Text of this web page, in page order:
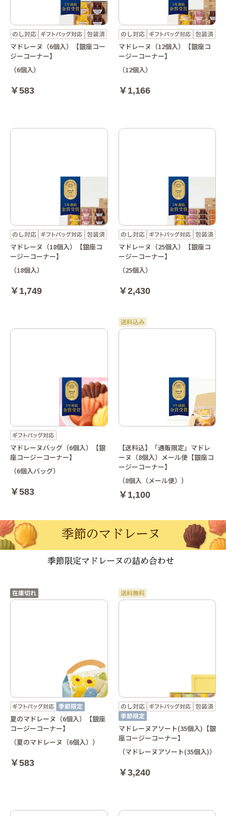
マドレーヌ（6個入）【銀座コー
ジーコーナー】
（6個入）
￥583
マドレーヌ（12個入）【銀座コ
ージーコーナー】
（12個入）
￥1,166
マドレーヌ（18個入）【銀座コ
ージーコーナー】
（18個入）
￥1,749
マドレーヌ（25個入）【銀座コ
ージーコーナー】
（25個入）
￥2,430
マドレーヌバッグ（6個入）【銀
座コージーコーナー】
（6個入バッグ）
￥583
【送料込】「通販限定」マドレ
ーヌ（8個入）メール便【銀座コ
ージーコーナー】
（8個入（メール便））
￥1,100
夏のマドレーヌ（6個入）【銀座
コージーコーナー】
（夏のマドレーヌ（6個入））
￥583
マドレーヌアソート(35個入)【銀
座コージーコーナー】
（マドレーヌアソート(35個入)）
￥3,240